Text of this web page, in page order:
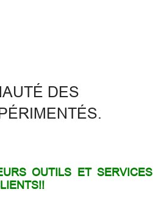
DES
OUTILS ET SERVICES